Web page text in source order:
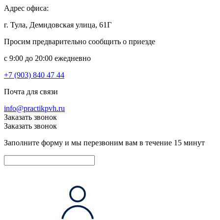
Адрес офиса:
г. Тула, Демидовская улица, 61Г
Просим предварительно сообщить о приезде
c 9:00 до 20:00 ежедневно
+7 (903) 840 47 44
Почта для связи
info@practikpvh.ru
Заказать звонок
Заказать звонок
Заполните форму и мы перезвоним вам в течение 15 минут